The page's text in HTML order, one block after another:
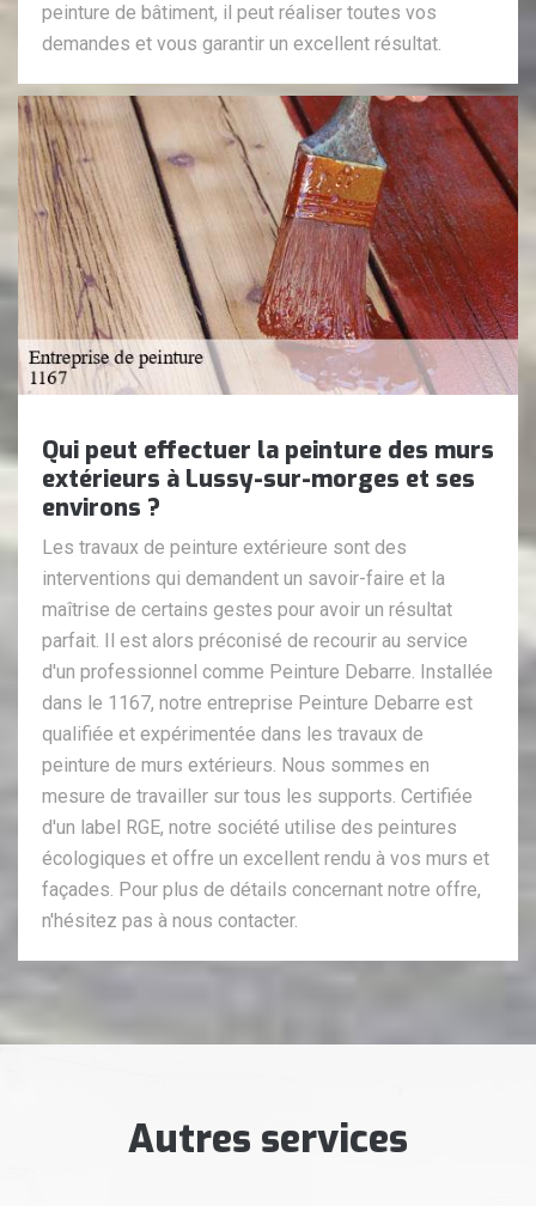
peinture de bâtiment, il peut réaliser toutes vos
demandes et vous garantir un excellent résultat.
Qui peut effectuer la peinture des murs
extérieurs à Lussy-sur-morges et ses
environs ?
Les travaux de peinture extérieure sont des
interventions qui demandent un savoir-faire et la
maîtrise de certains gestes pour avoir un résultat
parfait. Il est alors préconisé de recourir au service
d'un professionnel comme Peinture Debarre. Installée
dans le 1167, notre entreprise Peinture Debarre est
qualifiée et expérimentée dans les travaux de
peinture de murs extérieurs. Nous sommes en
mesure de travailler sur tous les supports. Certifiée
d'un label RGE, notre société utilise des peintures
écologiques et offre un excellent rendu à vos murs et
façades. Pour plus de détails concernant notre offre,
n'hésitez pas à nous contacter.
Autres services